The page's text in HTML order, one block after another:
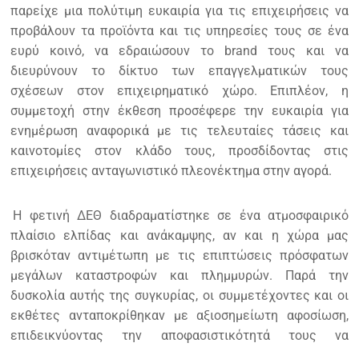
παρείχε μια πολύτιμη ευκαιρία για τις επιχειρήσεις να
προβάλουν τα προϊόντα και τις υπηρεσίες τους σε ένα
ευρύ κοινό, να εδραιώσουν το brand τους και να
διευρύνουν το δίκτυο των επαγγελματικών τους
σχέσεων στον επιχειρηματικό χώρο. Επιπλέον, η
συμμετοχή στην έκθεση προσέφερε την ευκαιρία για
ενημέρωση αναφορικά με τις τελευταίες τάσεις και
καινοτομίες στον κλάδο τους, προσδίδοντας στις
επιχειρήσεις ανταγωνιστικό πλεονέκτημα στην αγορά.
Η φετινή ΔΕΘ διαδραματίστηκε σε ένα ατμοσφαιρικό
πλαίσιο ελπίδας και ανάκαμψης, αν και η χώρα μας
βρισκόταν αντιμέτωπη με τις επιπτώσεις πρόσφατων
μεγάλων καταστροφών και πλημμυρών. Παρά την
δυσκολία αυτής της συγκυρίας, οι συμμετέχοντες και οι
εκθέτες ανταποκρίθηκαν με αξιοσημείωτη αφοσίωση,
επιδεικνύοντας την αποφασιστικότητά τους να